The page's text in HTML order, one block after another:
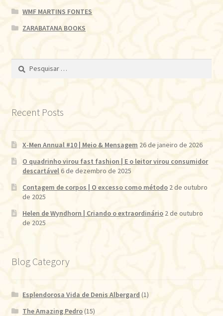
WMF MARTINS FONTES
ZARABATANA BOOKS
Recent Posts
X-Men Annual #10 | Meio & Mensagem 26 de janeiro de 2026
O quadrinho virou fast fashion | E o leitor virou consumidor
descartável 6 de dezembro de 2025
Contagem de corpos | O excesso como método 2 de outubro
de 2025
Helen de Wyndhorn | Criando o extraordinário 2 de outubro
de 2025
Blog Category
Esplendorosa Vida de Denis Albergard (1)
The Amazing Pedro (15)